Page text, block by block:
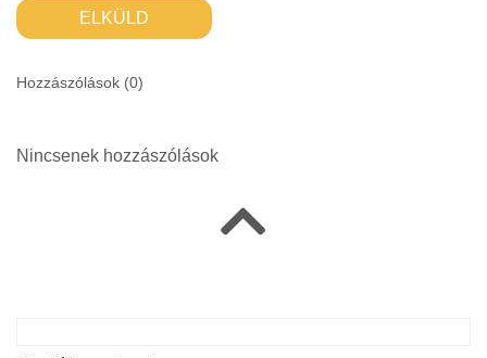
ELKÜLD
Hozzászólások (0)
Nincsenek hozzászólások